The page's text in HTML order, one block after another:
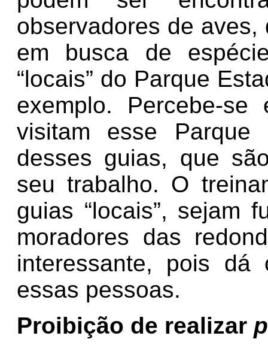
observadores de
em busca de
“locais” do Parque
exemplo. Percebe-
visitam esse Parque
desses guias, que
seu trabalho. O
guias “locais”, sejam
moradores das
interessante, pois dá
essas pessoas.
Proibição de realizar